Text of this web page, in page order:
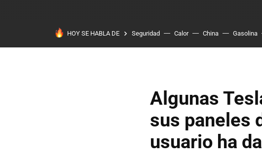
HOY SE HABLA DE Seguridad Calor China Gasolina
Algunas
sus paneles
usuario ha